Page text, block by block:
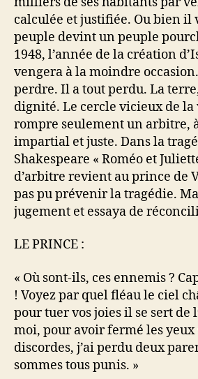
calculée et justifiée. Ou bien il
peuple devint un peuple
1948, l’année de la création
vengera à la moindre
perdre. Il a tout perdu. La
dignité. Le cercle vicieux de la
rompre seulement un arbitre,
impartial et juste. Dans la
Shakespeare « Roméo et
d’arbitre revient au prince de
pas pu prévenir la tragédie.
jugement et essaya de
LE PRINCE :
« Où sont-ils, ces ennemis ?
! Voyez par quel fléau le ciel
pour tuer vos joies il se sert de
moi, pour avoir fermé les yeux
discordes, j’ai perdu deux
sommes tous punis. »